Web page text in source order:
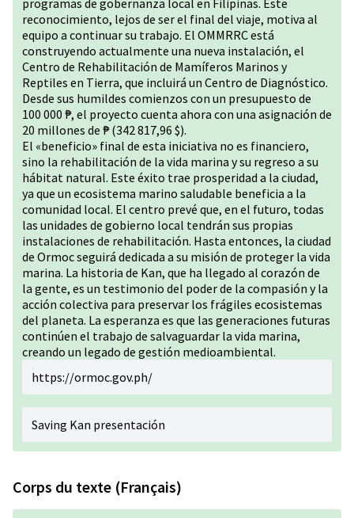
programas de gobernanza local en Filipinas. Este
reconocimiento, lejos de ser el final del viaje, motiva al
equipo a continuar su trabajo. El OMMRRC está
construyendo actualmente una nueva instalación, el
Centro de Rehabilitación de Mamíferos Marinos y
Reptiles en Tierra, que incluirá un Centro de Diagnóstico.
Desde sus humildes comienzos con un presupuesto de
100 000 ₱, el proyecto cuenta ahora con una asignación de
20 millones de ₱ (342 817,96 $).
El «beneficio» final de esta iniciativa no es financiero,
sino la rehabilitación de la vida marina y su regreso a su
hábitat natural. Este éxito trae prosperidad a la ciudad,
ya que un ecosistema marino saludable beneficia a la
comunidad local. El centro prevé que, en el futuro, todas
las unidades de gobierno local tendrán sus propias
instalaciones de rehabilitación. Hasta entonces, la ciudad
de Ormoc seguirá dedicada a su misión de proteger la vida
marina. La historia de Kan, que ha llegado al corazón de
la gente, es un testimonio del poder de la compasión y la
acción colectiva para preservar los frágiles ecosistemas
del planeta. La esperanza es que las generaciones futuras
continúen el trabajo de salvaguardar la vida marina,
creando un legado de gestión medioambiental.
https://ormoc.gov.ph/
Saving Kan presentación
Corps du texte (Français)